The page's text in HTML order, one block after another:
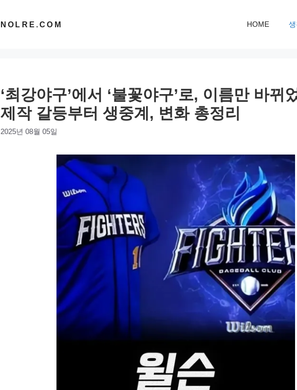
NOLRE.COM HOME
‘최강야구’에서 ‘불꽃야구’로, 이름만 바뀌
제작 갈등부터 생중계, 변화 총정리
2025년 08월 05일